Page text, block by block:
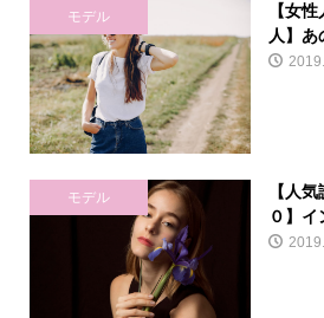
モデル
【女
人】あ
モデル
【人
０】